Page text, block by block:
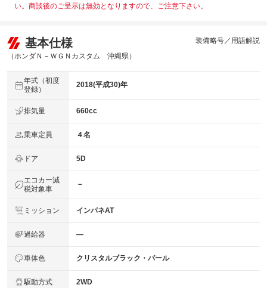
い。商談後のご呈示は無効となりますので、ご注意下さい。
基本仕様
（ホンダＮ－ＷＧＮカスタム 沖縄県）
装備略号／用語解説
年式（初度
登録）
2018(平成30)年
排気量 660cc
乗車定員 ４名
ドア 5D
エコカー減
税対象車
－
ミッション インパネAT
過給器 ―
車体色 クリスタルブラック・パール
駆動方式 2WD